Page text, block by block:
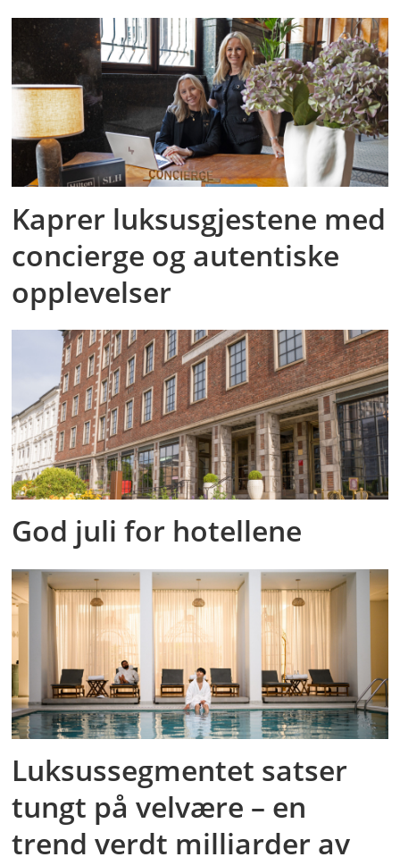
Kaprer luksusgjestene med
concierge og autentiske
opplevelser
God juli for hotellene
Luksussegmentet satser
tungt på velvære – en
trend verdt milliarder av